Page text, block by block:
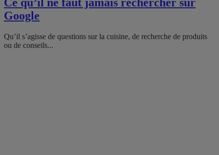
Ce qu’il ne faut jamais rechercher sur
Google
Qu’il s’agisse de questions sur la cuisine, de recherche de produits
ou de conseils...